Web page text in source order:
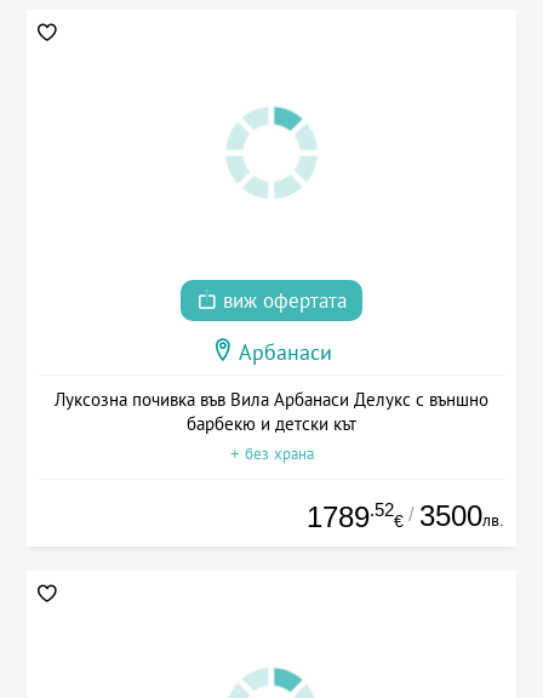
виж офертата
Арбанаси
Луксозна почивка във Вила Арбанаси Делукс с външно
барбекю и детски кът
+ без храна
1789.52
€ / 3500лв.